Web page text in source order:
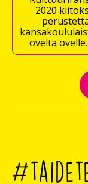
2020
ovelta ovelle.